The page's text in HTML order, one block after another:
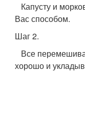
Капусту и
Вас способом.
Шаг 2.
Все
хорошо и